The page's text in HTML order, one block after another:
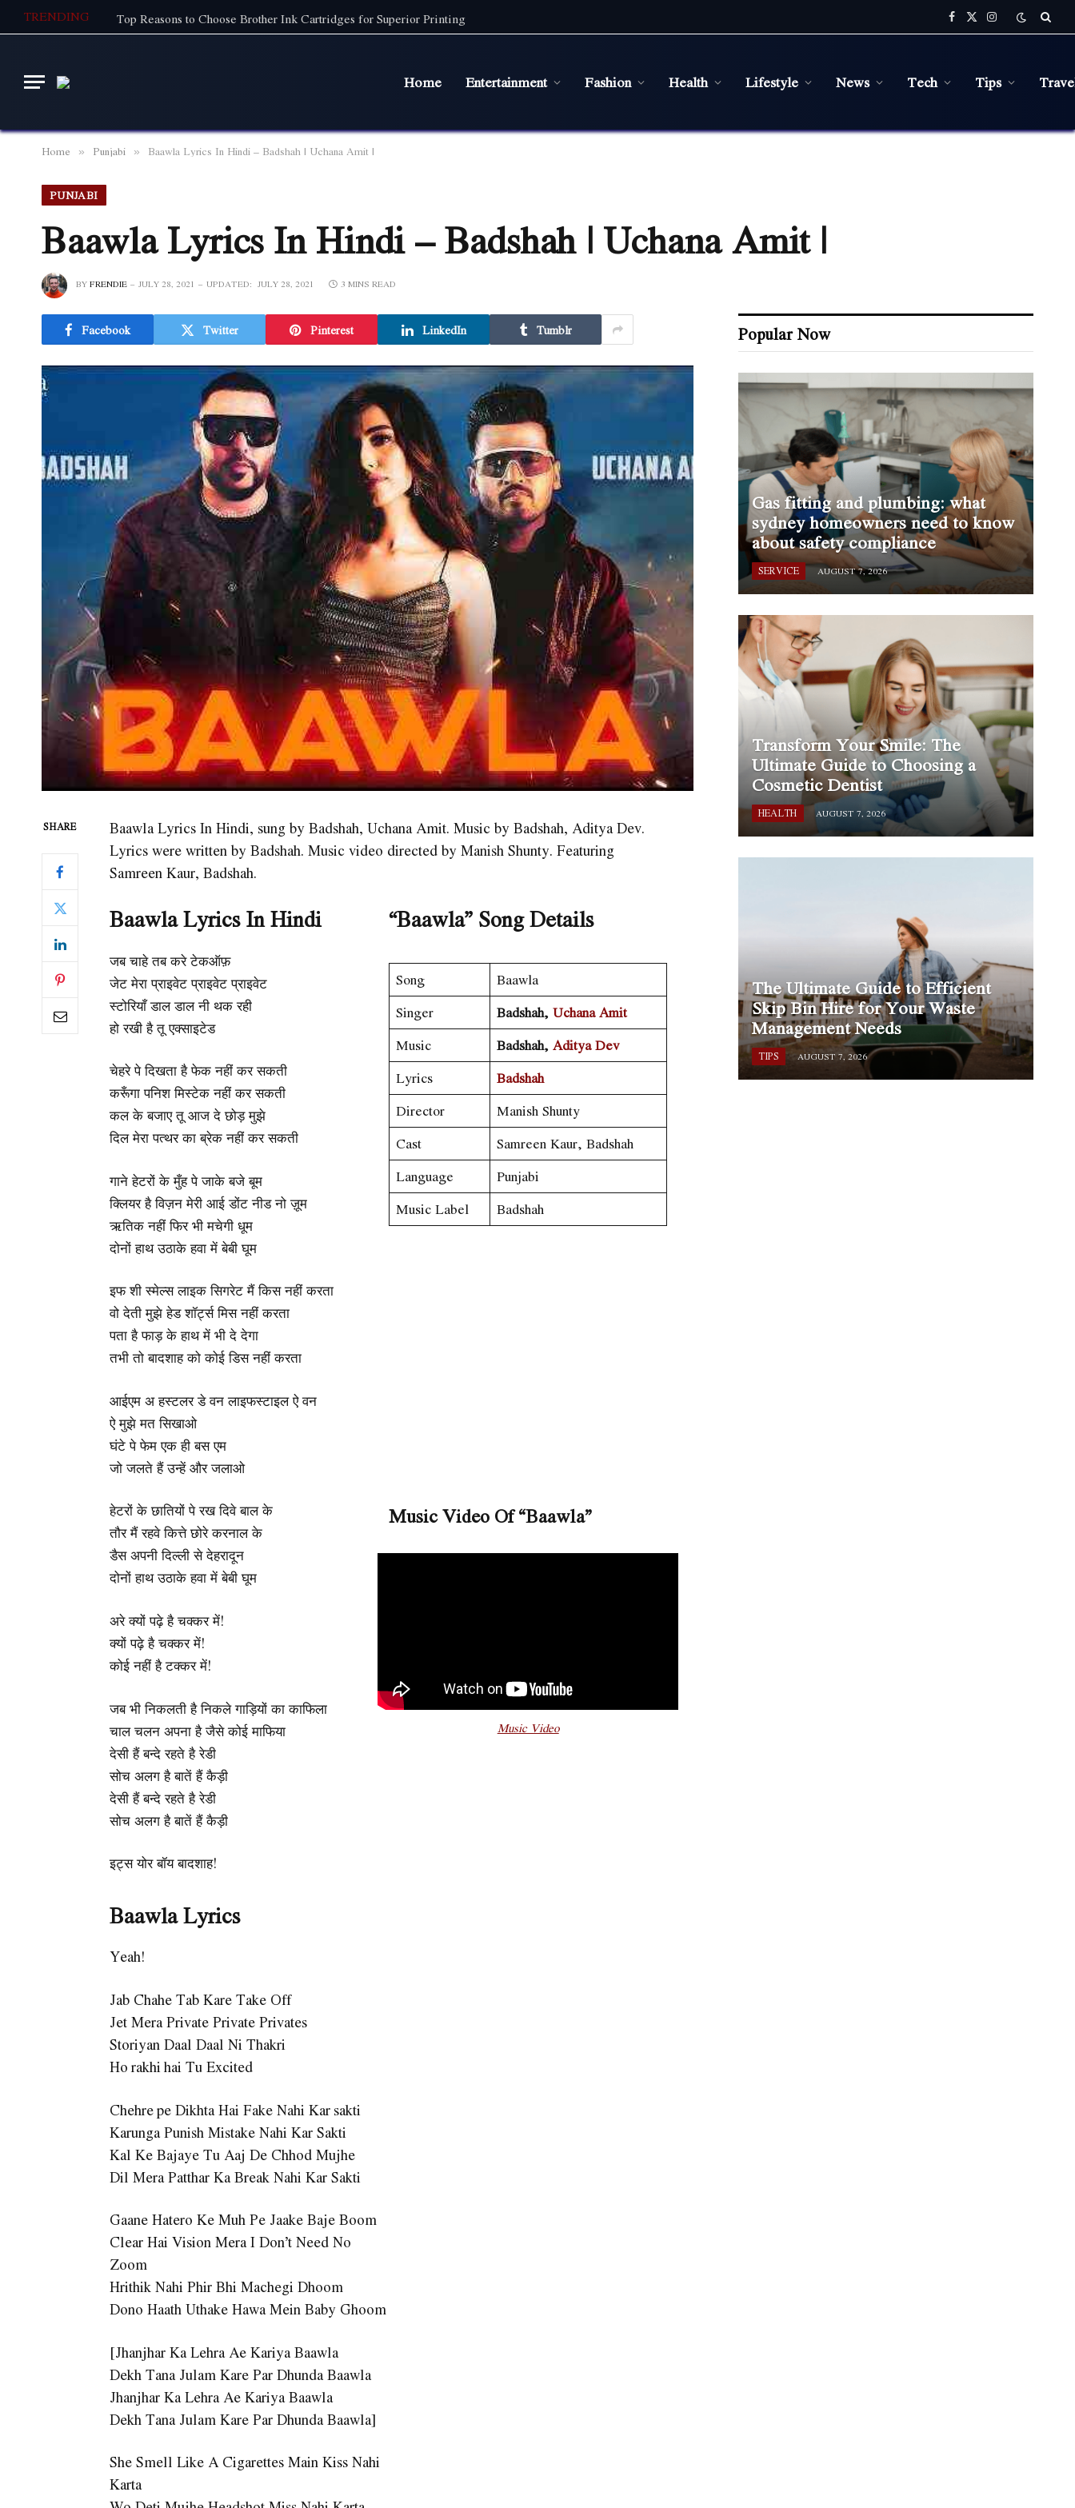
TRENDING Top Reasons to Choose Brother Ink Cartridges for Superior Printing Facebook
X
(Twitter)
Instagram
Home Entertainment Fashion Health Lifestyle News Tech Tips
Home » Punjabi » Baawla Lyrics In Hindi – Badshah | Uchana Amit |
PUNJABI
Baawla Lyrics In Hindi – Badshah | Uchana Amit |
BYFRENDIE JULY 28, 2021 UPDATED: JULY 28, 2021 3 MINS READ
Facebook Twitter Pinterest LinkedIn Tumblr
SHARE
Baawla Lyrics In Hindi, sung by Badshah, Uchana Amit. Music by Badshah, Aditya Dev.
Lyrics were written by Badshah. Music video directed by Manish Shunty. Featuring
Samreen Kaur, Badshah.
Baawla Lyrics In Hindi
जब चाहे तब करे टेकऑफ़
जेट मेरा प्राइवेट प्राइवेट प्राइवेट
स्टोरियाँ डाल डाल नी थक रही
हो रखी है तू एक्साइटेड
चेहरे पे दिखता है फेक नहीं कर सकती
करूँगा पनिश मिस्टेक नहीं कर सकती
कल के बजाए तू आज दे छोड़ मुझे
दिल मेरा पत्थर का ब्रेक नहीं कर सकती
गाने हेटरों के मुँह पे जाके बजे बूम
क्लियर है विज़न मेरी आई डोंट नीड नो ज़ूम
ऋतिक नहीं फिर भी मचेगी धूम
दोनों हाथ उठाके हवा में बेबी घूम
इफ शी स्मेल्स लाइक सिगरेट मैं किस नहीं करता
वो देती मुझे हेड शॉर्ट्स मिस नहीं करता
पता है फाड़ के हाथ में भी दे देगा
तभी तो बादशाह को कोई डिस नहीं करता
आईएम अ हस्टलर डे वन लाइफस्टाइल ऐ वन
ऐ मुझे मत सिखाओ
घंटे पे फेम एक ही बस एम
जो जलते हैं उन्हें और जलाओ
हेटरों के छातियों पे रख दिवे बाल के
तौर मैं रहवे कित्ते छोरे करनाल के
डैस अपनी दिल्ली से देहरादून
दोनों हाथ उठाके हवा में बेबी घूम
अरे क्यों पढ़े है चक्कर में!
क्यों पढ़े है चक्कर में!
कोई नहीं है टक्कर में!
जब भी निकलती है निकले गाड़ियों का काफिला
चाल चलन अपना है जैसे कोई माफिया
देसी हैं बन्दे रहते है रेडी
सोच अलग है बातें हैं कैड़ी
देसी हैं बन्दे रहते है रेडी
सोच अलग है बातें हैं कैड़ी
इट्स योर बॉय बादशाह!
Baawla Lyrics
Yeah!
Jab Chahe Tab Kare Take Off
Jet Mera Private Private Privates
Storiyan Daal Daal Ni Thakri
Ho rakhi hai Tu Excited
Chehre pe Dikhta Hai Fake Nahi Kar sakti
Karunga Punish Mistake Nahi Kar Sakti
Kal Ke Bajaye Tu Aaj De Chhod Mujhe
Dil Mera Patthar Ka Break Nahi Kar Sakti
Gaane Hatero Ke Muh Pe Jaake Baje Boom
Clear Hai Vision Mera I Don’t Need No
Zoom
Hrithik Nahi Phir Bhi Machegi Dhoom
Dono Haath Uthake Hawa Mein Baby Ghoom
[Jhanjhar Ka Lehra Ae Kariya Baawla
Dekh Tana Julam Kare Par Dhunda Baawla
Jhanjhar Ka Lehra Ae Kariya Baawla
Dekh Tana Julam Kare Par Dhunda Baawla]
She Smell Like A Cigarettes Main Kiss Nahi
Karta
“Baawla” Song Details
Song
Baawla
Singer
Badshah, Uchana Amit
Music
Badshah, Aditya Dev
Lyrics
Badshah
Director
Manish Shunty
Cast
Samreen Kaur, Badshah
Language
Punjabi
Music Label
Badshah
Music Video Of “Baawla”
Music Video
Popular Now
Gas fitting and plumbing: what
sydney homeowners need to know
about safety compliance
SERVICE AUGUST 7, 2026
Transform Your Smile: The
Ultimate Guide to Choosing a
Cosmetic Dentist
HEALTH AUGUST 7, 2026
The Ultimate Guide to Efficient
Skip Bin Hire for Your Waste
Management Needs
TIPS AUGUST 7, 2026